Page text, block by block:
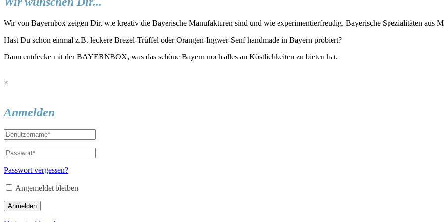
Wir von Bayernbox zeigen Dir, wie kreativ die Bayerische Manufakturen sind und wie experimentierfreudig. Bayerische Spezialitäten aus
Hast Du schon einmal z.B. leckere Brezel-Trüffel oder Orangen-Ingwer-Senf handmade in Bayern probiert?
Dann entdecke mit der BAYERNBOX, was das schöne Bayern noch alles an Köstlichkeiten zu bieten hat.
×
Anmelden
Passwort vergessen?
Angemeldet bleiben
Anmelden